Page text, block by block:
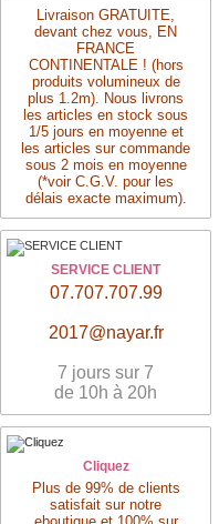
Livraison GRATUITE,
devant chez vous, EN
FRANCE
CONTINENTALE ! (hors
produits volumineux de
plus 1.2m). Nous livrons
les articles en stock sous
1/5 jours en moyenne et
les articles sur commande
sous 2 mois en moyenne
(*voir C.G.V. pour les
délais exacte maximum).
SERVICE CLIENT
07.707.707.99
2017@nayar.fr
7 jours sur 7
de 10h à 20h
Cliquez
Plus de 99% de clients
satisfait sur notre